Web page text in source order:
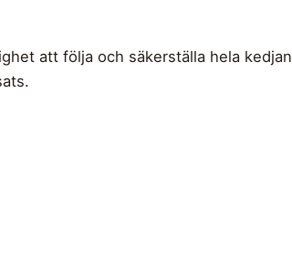
att följa och säkerställa hela kedjan